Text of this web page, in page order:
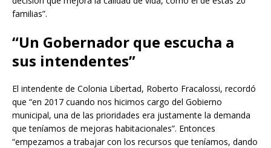
familias”.
“Un Gobernador que escucha a
sus intendentes”
El intendente de Colonia Libertad, Roberto Fracalossi, recordó
que “en 2017 cuando nos hicimos cargo del Gobierno
municipal, una de las prioridades era justamente la demanda
que teníamos de mejoras habitacionales”. Entonces
“empezamos a trabajar con los recursos que teníamos, dando